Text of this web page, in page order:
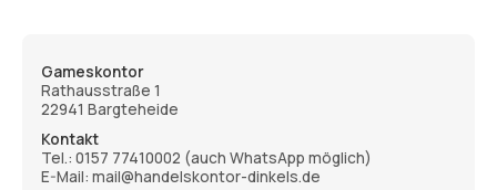
Gameskontor
Rathausstraße 1
22941 Bargteheide
Kontakt
Tel.: 0157 77410002 (auch WhatsApp möglich)
E-Mail: mail@handelskontor-dinkels.de